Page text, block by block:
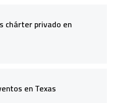
chárter privado en
en Texas